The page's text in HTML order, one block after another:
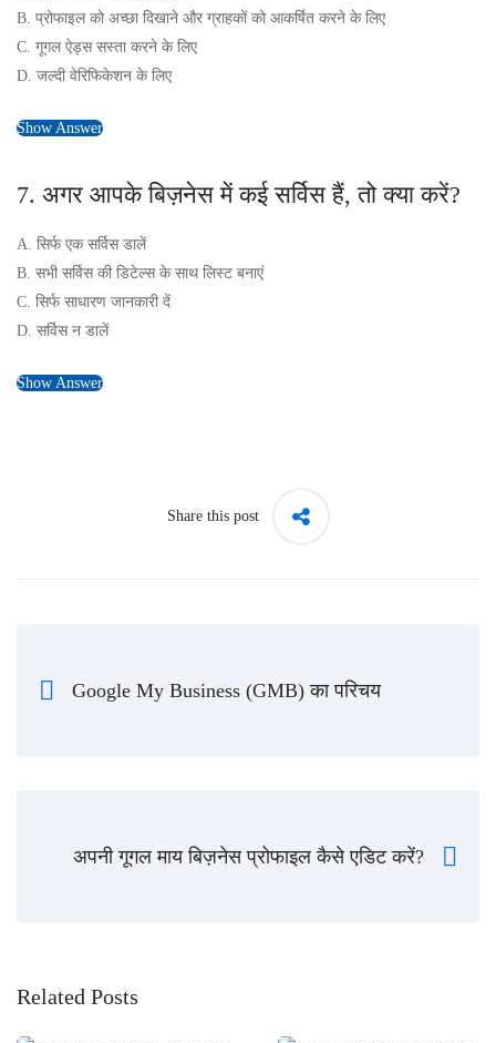
B. प्रोफाइल को अच्छा दिखाने और ग्राहकों को आकर्षित करने के लिए
C. गूगल ऐड्स सस्ता करने के लिए
D. जल्दी वेरिफिकेशन के लिए
Show Answer
7. अगर आपके बिज़नेस में कई सर्विस हैं, तो क्या करें?
A. सिर्फ एक सर्विस डालें
B. सभी सर्विस की डिटेल्स के साथ लिस्ट बनाएं
C. सिर्फ साधारण जानकारी दें
D. सर्विस न डालें
Show Answer
Share this post
Google My Business (GMB) का परिचय
अपनी गूगल माय बिज़नेस प्रोफाइल कैसे एडिट करें?
Related Posts